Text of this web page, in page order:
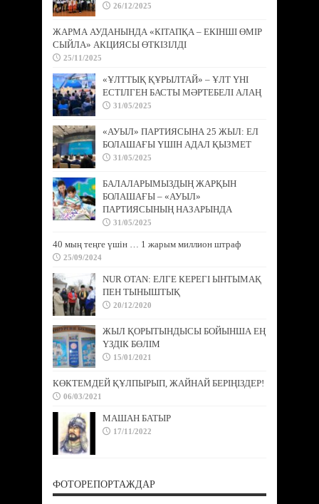
26/12/2025
ЖАРМА АУДАНЫНДА «КІТАПҚА – ЕКІНШІ ӨМІР
СЫЙЛА» АКЦИЯСЫ ӨТКІЗІЛДІ
25/11/2025
«ҰЛТТЫҚ ҚҰРЫЛТАЙ» – ҰЛТ ҮНІ
ЕСТІЛГЕН БАСТЫ МӘРТЕБЕЛІ АЛАҢ
31/05/2025
«АУЫЛ» ПАРТИЯСЫНА 25 ЖЫЛ: ЕЛ
БОЛАШАҒЫ ҮШІН АДАЛ ҚЫЗМЕТ
31/05/2025
БАЛАЛАРЫМЫЗДЫҢ ЖАРҚЫН
БОЛАШАҒЫ – «АУЫЛ»
ПАРТИЯСЫНЫҢ НАЗАРЫНДА
31/05/2025
40 мың теңге үшін … 1 жарым миллион штраф
25/09/2024
NUR OTAN: ЕЛГЕ КЕРЕГІ ЫНТЫМАҚ
ПЕН ТЫНЫШТЫҚ
20/12/2020
ЖЫЛ ҚОРЫТЫНДЫСЫ БОЙЫНША ЕҢ
ҮЗДІК БӨЛІМ
15/01/2021
КӨКТЕМДЕЙ ҚҰЛПЫРЫП, ЖАЙНАЙ БЕРІҢІЗДЕР!
06/03/2021
МАШАН БАТЫР
17/11/2022
ФОТОРЕПОРТАЖДАР